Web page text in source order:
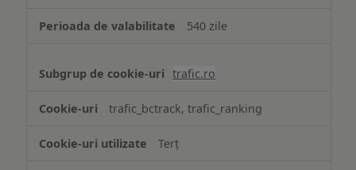
540 zile
trafic.ro
trafic_bctrack, trafic_ranking
Terț